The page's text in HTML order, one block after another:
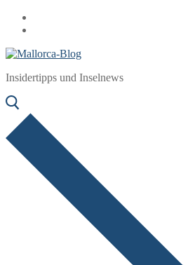
Zum
Inhalt
Menü
Schließen
Insidertipps und Inselnews